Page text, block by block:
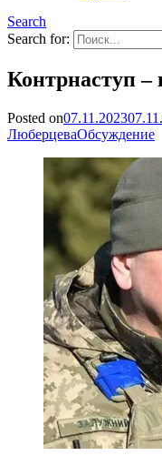
Search
Search for:
Контрнаступ –
Posted on07.11.2023
ЛюберцеваОбсуждение